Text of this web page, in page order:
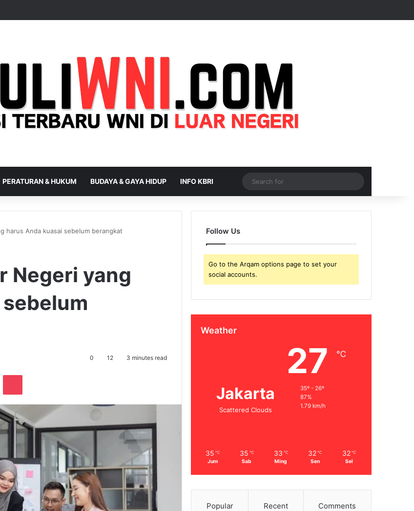
PERATURAN & HUKUM BUDAYA & GAYA HIDUP INFO KBRI
for
harus Anda kuasai sebelum berangkat
Negeri yang
0 12 3 minutes read
Follow Us
Go to the Arqam options page to set your
social accounts.
Weather
Jakarta
Scattered Clouds
27 ℃
35º - 26º
87%
1.79 km/h
35 ℃
Jum
35 ℃
Sab
33 ℃
Ming
32 ℃
Sen
32 ℃
Sel
Popular Recent Comments